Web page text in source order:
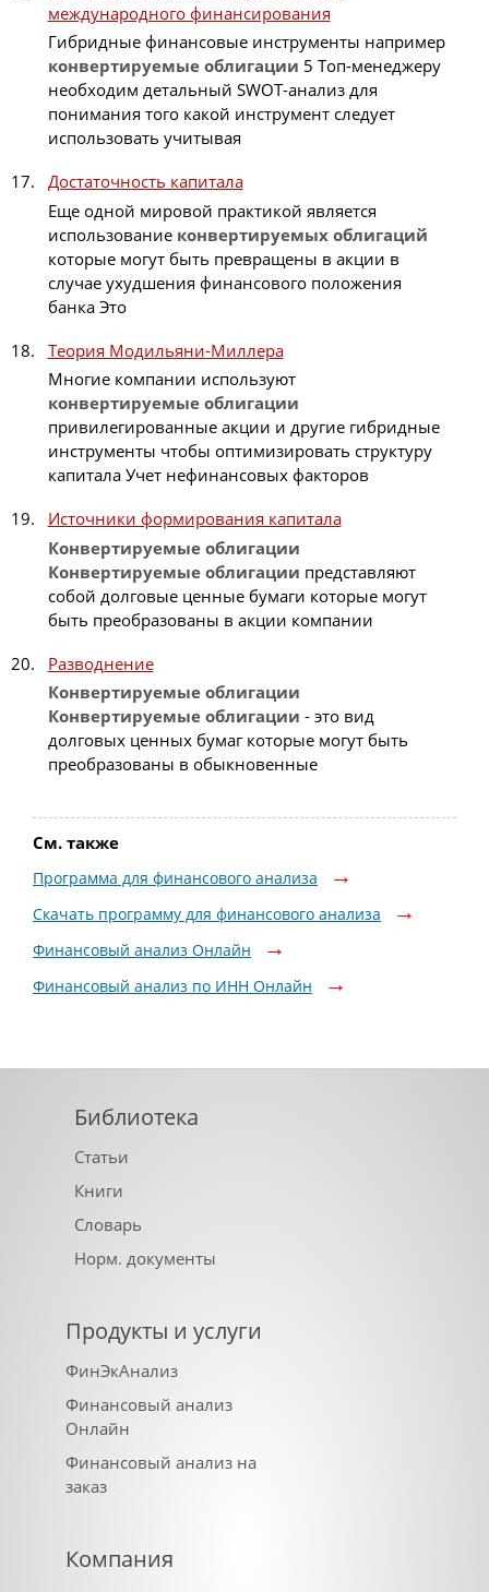
международного финансирования
Гибридные финансовые инструменты например
конвертируемые облигации 5 Топ-менеджеру
необходим детальный SWOT-анализ для
понимания того какой инструмент следует
использовать учитывая
Достаточность капитала
Еще одной мировой практикой является
использование конвертируемых облигаций
которые могут быть превращены в акции в
случае ухудшения финансового положения
банка Это
Теория Модильяни-Миллера
Многие компании используют
конвертируемые облигации
привилегированные акции и другие гибридные
инструменты чтобы оптимизировать структуру
капитала Учет нефинансовых факторов
Источники формирования капитала
Конвертируемые облигации
Конвертируемые облигации представляют
собой долговые ценные бумаги которые могут
быть преобразованы в акции компании
Разводнение
Конвертируемые облигации
Конвертируемые облигации - это вид
долговых ценных бумаг которые могут быть
преобразованы в обыкновенные
См. также
Программа для финансового анализа
Скачать программу для финансового анализа
Финансовый анализ Онлайн
Финансовый анализ по ИНН Онлайн
Библиотека
Статьи
Книги
Словарь
Норм. документы
Продукты и услуги
ФинЭкАнализ
Финансовый анализ
Онлайн
Финансовый анализ на
заказ
Компания